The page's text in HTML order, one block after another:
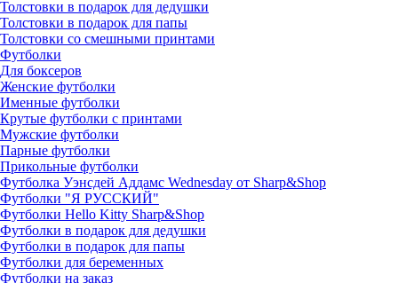
Толстовки в подарок для дедушки
Толстовки в подарок для папы
Толстовки со смешными принтами
Футболки
Для боксеров
Женские футболки
Именные футболки
Крутые футболки с принтами
Мужские футболки
Парные футболки
Прикольные футболки
Футболка Уэнсдей Аддамс Wednesday от Sharp&Shop
Футболки "Я РУССКИЙ"
Футболки Hello Kitty Sharp&Shop
Футболки в подарок для дедушки
Футболки в подарок для папы
Футболки для беременных
Футболки на заказ